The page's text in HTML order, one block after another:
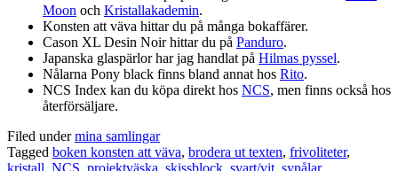
Moon och Kristallakademin.
Konsten att väva hittar du på många bokaffärer.
Cason XL Desin Noir hittar du på Panduro.
Japanska glaspärlor har jag handlat på Hilmas pyssel.
Nålarna Pony black finns bland annat hos Rito.
NCS Index kan du köpa direkt hos NCS, men finns också hos
återförsäljare.
Filed undermina samlingar
Tagged boken konsten att väva, brodera ut texten, frivoliteter,
kristall, NCS, projektväska, skissblock, svart/vit, synålar